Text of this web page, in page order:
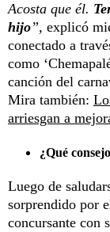
Acosta que él.
hijo”, explicó
conectado a
como
canción del
Mira también:
arriesgan a
¿Qué
Luego de
sorprendido por
concursante con